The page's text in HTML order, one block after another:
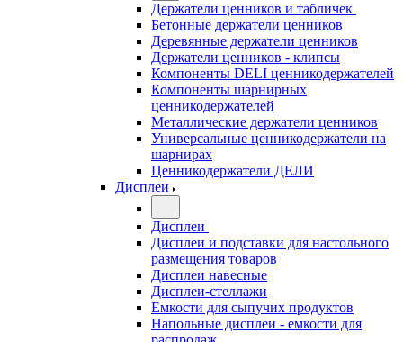
Держатели ценников и табличек
Бетонные держатели ценников
Деревянные держатели ценников
Держатели ценников - клипсы
Компоненты DELI ценникодержателей
Компоненты шарнирных
ценникодержателей
Металлические держатели ценников
Универсальные ценникодержатели на
шарнирах
Ценникодержатели ДЕЛИ
Дисплеи
Дисплеи
Дисплеи и подставки для настольного
размещения товаров
Дисплеи навесные
Дисплеи-стеллажи
Емкости для сыпучих продуктов
Напольные дисплеи - емкости для